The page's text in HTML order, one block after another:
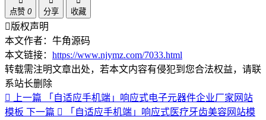
点赞 0 分享 收藏
版权声明
本文作者：牛角源码
本文链接： https://www.njymz.com/7033.html
转载需注明文章出处，若本文内容有侵犯到您合法权益，请联
系站长删除
上一篇
「自适应手机端」响应式电子元器件企业厂家网站
模板 下一篇
「自适应手机端」响应式医疗牙齿美容网站模